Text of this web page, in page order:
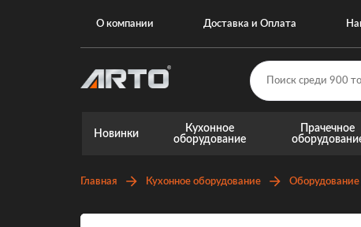
О компании Доставка и Оплата
Новинки
Кухонное
оборудование
Прачечное
Главная Кухонное оборудование